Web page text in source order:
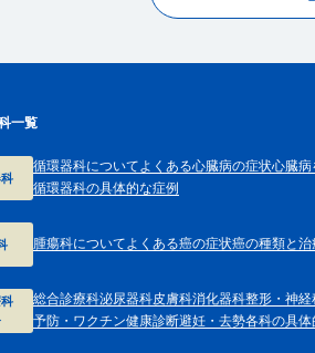
一覧
循環器科についてよくある心臓病の症状心臓病
循環器科の具体的な症例
腫瘍科についてよくある癌の症状癌の種類と治
総合診療科泌尿器科皮膚科消化器科整形・神経
予防・ワクチン健康診断避妊・去勢各科の具体